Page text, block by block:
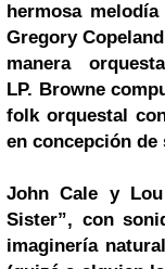
hermosa
Gregory
manera
LP. Browne
folk orquestal
en concepción
John Cale y
Sister”, con
imaginería